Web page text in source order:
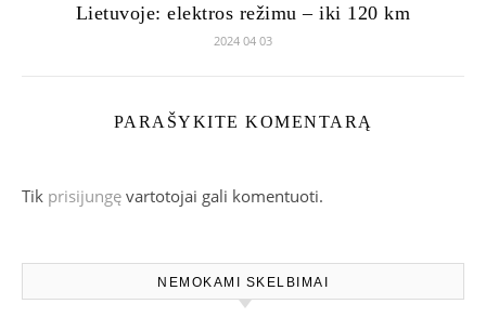
Lietuvoje: elektros režimu – iki 120 km
2024 04 03
PARAŠYKITE KOMENTARĄ
Tik prisijungę vartotojai gali komentuoti.
NEMOKAMI SKELBIMAI